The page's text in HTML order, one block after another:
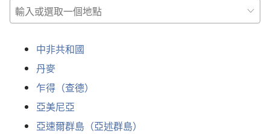
輸
入
中非共和國
丹麥
乍得（查德）
亞美尼亞
亞速爾群島（亞述群島）